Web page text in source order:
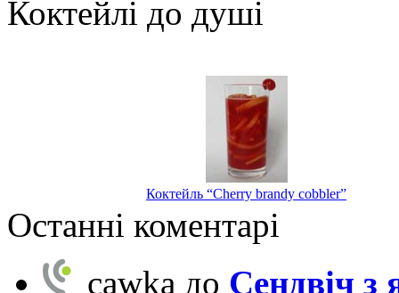
Коктейлі до душі
Коктейль “Cherry brandy cobbler”
Останні коментарі
cawka до Сендвіч з